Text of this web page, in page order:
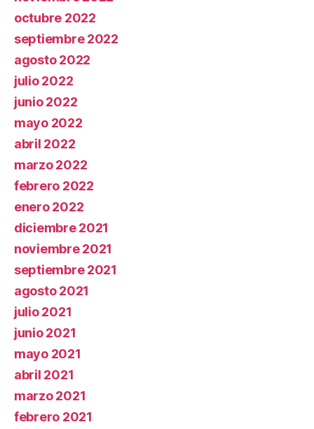
octubre 2022
septiembre 2022
agosto 2022
julio 2022
junio 2022
mayo 2022
abril 2022
marzo 2022
febrero 2022
enero 2022
diciembre 2021
noviembre 2021
septiembre 2021
agosto 2021
julio 2021
junio 2021
mayo 2021
abril 2021
marzo 2021
febrero 2021